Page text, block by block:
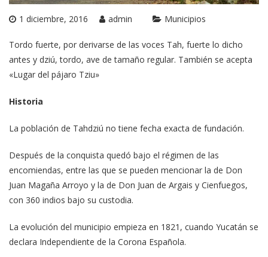
1 diciembre, 2016 admin Municipios
Tordo fuerte, por derivarse de las voces Tah, fuerte lo dicho
antes y dziú, tordo, ave de tamaño regular. También se acepta
«Lugar del pájaro Tziu»
Historia
La población de Tahdziú no tiene fecha exacta de fundación.
Después de la conquista quedó bajo el régimen de las
encomiendas, entre las que se pueden mencionar la de Don
Juan Magaña Arroyo y la de Don Juan de Argais y Cienfuegos,
con 360 indios bajo su custodia.
La evolución del municipio empieza en 1821, cuando Yucatán se
declara Independiente de la Corona Española.